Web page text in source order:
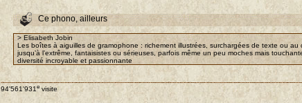
Ce phono, ailleurs
> Elisabeth Jobin
Les boîtes à aiguilles de gramophone : richement illustrées, surchargées de texte ou au
jusqu’à l’extrême, fantaisistes ou sérieuses, parfois même un peu moches mais
diversité incroyable et passionnante
94'561'931e visite